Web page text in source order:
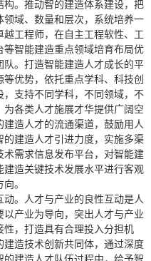
。推动智的建造体系建设，把
域、数量和层次，系统培养一
工程师，在自主工程软性、工
智能建造重点领域培育布局优
。打造智能建造人才成长的平
优势，依托重点学科、科技创
支持不同学科，不同领域，不
各类人才施展才华提供广阔空
造人才的流通渠道，鼓励用人
建造人才引进力度，实施多渠
需求信息发布平台，对智能建
造关键技术发展水平进行客观
。
。人才与产业的良性互动是人
产业为导向，突出人才与产业
，打造具有合理投入分担机
造技术创新共同体，通过深度